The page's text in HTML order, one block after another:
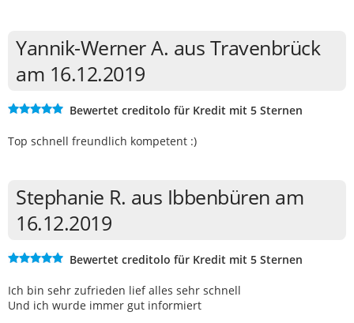
Yannik-Werner A. aus Travenbrück
am 16.12.2019
Bewertet creditolo für Kredit mit 5 Sternen
Top schnell freundlich kompetent :)
Stephanie R. aus Ibbenbüren am
16.12.2019
Bewertet creditolo für Kredit mit 5 Sternen
Ich bin sehr zufrieden lief alles sehr schnell
Und ich wurde immer gut informiert